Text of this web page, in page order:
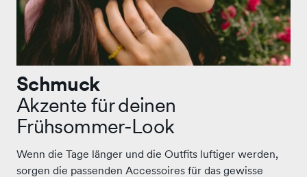
Schmuck
Akzente für deinen
Frühsommer-Look
Wenn die Tage länger und die Outfits luftiger werden,
sorgen die passenden Accessoires für das gewisse